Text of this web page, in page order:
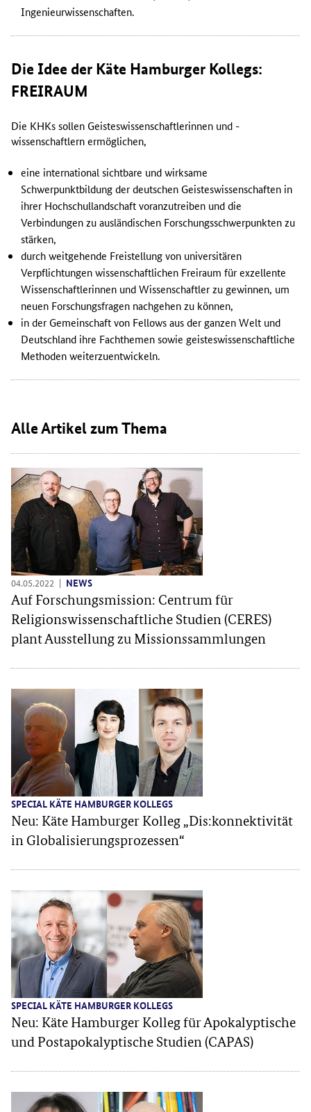
Ingenieurwissenschaften.
Die Idee der Käte Hamburger Kollegs:
FREIRAUM
Die KHKs sollen Geisteswissenschaftlerinnen und -
wissenschaftlern ermöglichen,
eine international sichtbare und wirksame
Schwerpunktbildung der deutschen Geisteswissenschaften in
ihrer Hochschullandschaft voranzutreiben und die
Verbindungen zu ausländischen Forschungsschwerpunkten zu
stärken,
durch weitgehende Freistellung von universitären
Verpflichtungen wissenschaftlichen Freiraum für exzellente
Wissenschaftlerinnen und Wissenschaftler zu gewinnen, um
neuen Forschungsfragen nachgehen zu können,
in der Gemeinschaft von Fellows aus der ganzen Welt und
Deutschland ihre Fachthemen sowie geisteswissenschaftliche
Methoden weiterzuentwickeln.
Alle Artikel zum Thema
04.05.2022 NEWS
Auf Forschungsmission: Centrum für
Religionswissenschaftliche Studien (CERES)
plant Ausstellung zu Missionssammlungen
SPECIAL KÄTE HAMBURGER KOLLEGS
Neu: Käte Hamburger Kolleg „Dis:konnektivität
in Globalisierungsprozessen“
SPECIAL KÄTE HAMBURGER KOLLEGS
Neu: Käte Hamburger Kolleg für Apokalyptische
und Postapokalyptische Studien (CAPAS)